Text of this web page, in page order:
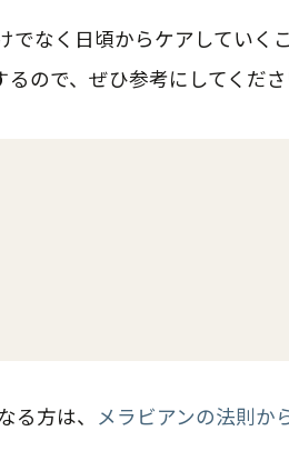
でなく日頃からケアしていく
ので、ぜひ参考にしてくださ
方は、
メラビアンの法則か